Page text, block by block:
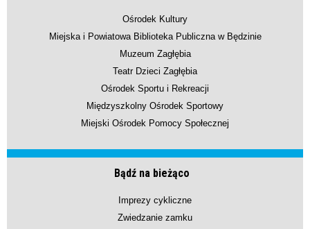
Ośrodek Kultury
Miejska i Powiatowa Biblioteka Publiczna w Będzinie
Muzeum Zagłębia
Teatr Dzieci Zagłębia
Ośrodek Sportu i Rekreacji
Międzyszkolny Ośrodek Sportowy
Miejski Ośrodek Pomocy Społecznej
Bądź na bieżąco
Imprezy cykliczne
Zwiedzanie zamku